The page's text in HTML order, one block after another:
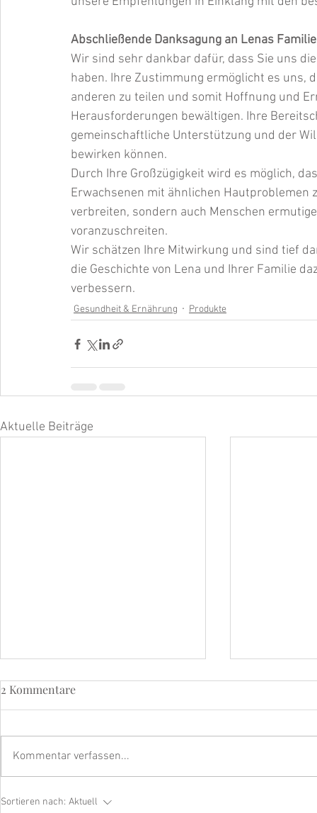
Abschließende Danksagung an Lenas
Wir sind sehr dankbar dafür, dass Sie uns
haben. Ihre Zustimmung ermöglicht es
anderen zu teilen und somit Hoffnung und
Herausforderungen bewältigen. Ihre
gemeinschaftliche Unterstützung und der
bewirken können.
Durch Ihre Großzügigkeit wird es möglich,
Erwachsenen mit ähnlichen
verbreiten, sondern auch Menschen
voranzuschreiten.
Wir schätzen Ihre Mitwirkung und sind tief
die Geschichte von Lena und Ihrer Familie
verbessern.
Gesundheit & Ernährung Produkte
Aktuelle Beiträge
Strahle mit dem beyoutiful
2 Kommentare
Kommentar verfassen...
Sortieren nach: Aktuell